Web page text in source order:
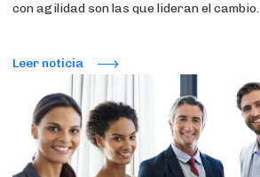
con agilidad son las que lideran el cambio.
Leer noticia